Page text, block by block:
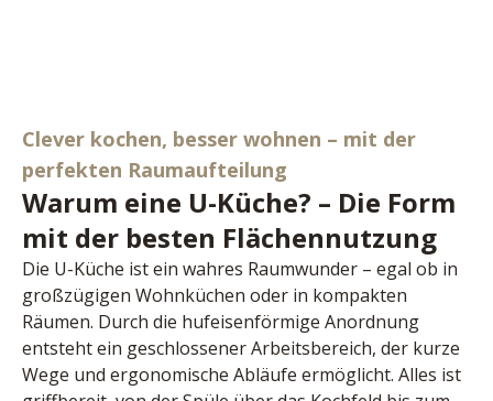
Clever kochen, besser wohnen – mit der
perfekten Raumaufteilung
Warum eine U-Küche? – Die Form
mit der besten Flächennutzung
Die U-Küche ist ein wahres Raumwunder – egal ob in
großzügigen Wohnküchen oder in kompakten
Räumen. Durch die hufeisenförmige Anordnung
entsteht ein geschlossener Arbeitsbereich, der kurze
Wege und ergonomische Abläufe ermöglicht. Alles ist